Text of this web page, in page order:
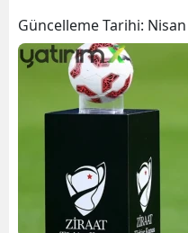
Güncelleme Tarihi: